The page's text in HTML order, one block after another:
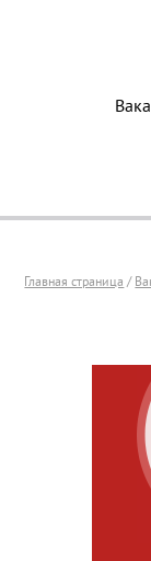
Главная страница /